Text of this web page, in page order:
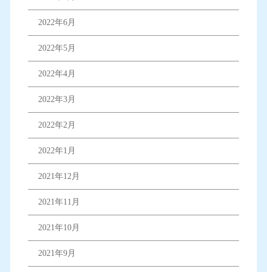
2022年6月
2022年5月
2022年4月
2022年3月
2022年2月
2022年1月
2021年12月
2021年11月
2021年10月
2021年9月